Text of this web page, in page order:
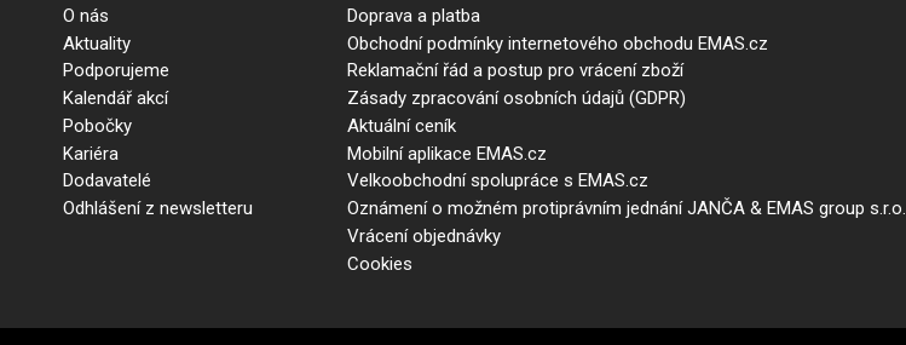
O nás
Aktuality
Podporujeme
Kalendář akcí
Pobočky
Kariéra
Dodavatelé
Odhlášení z newsletteru
Doprava a platba
Obchodní podmínky internetového obchodu EMAS.cz
Reklamační řád a postup pro vrácení zboží
Zásady zpracování osobních údajů (GDPR)
Aktuální ceník
Mobilní aplikace EMAS.cz
Velkoobchodní spolupráce s EMAS.cz
Oznámení o možném protiprávním jednání JANČA & EMAS group s.r.o.
Vrácení objednávky
Cookies